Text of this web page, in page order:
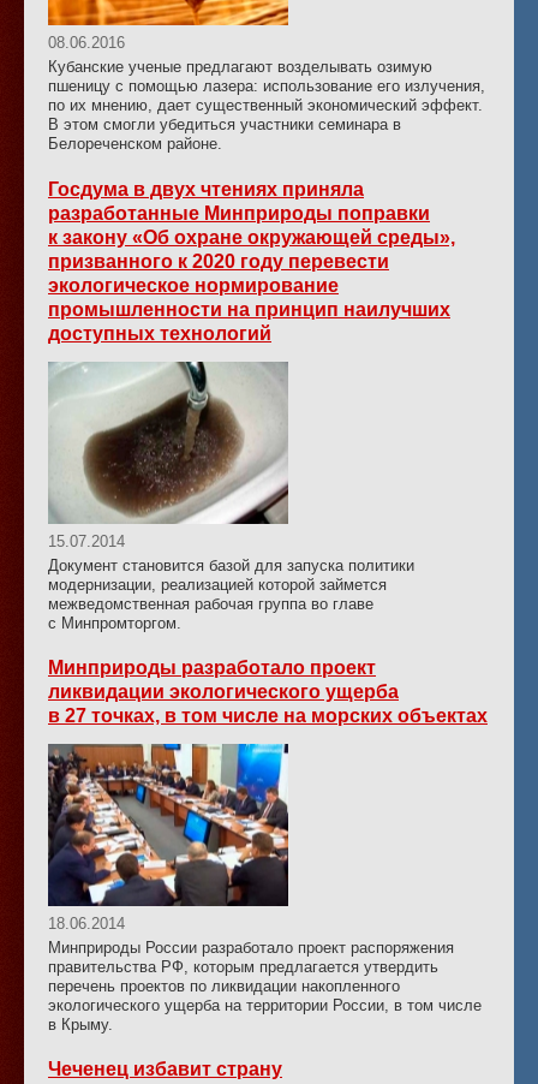
08.06.2016
Кубанские ученые предлагают возделывать озимую
пшеницу с помощью лазера: использование его излучения,
по их мнению, дает существенный экономический эффект.
В этом смогли убедиться участники семинара в
Белореченском районе.
Госдума в двух чтениях приняла
разработанные Минприроды поправки
к закону «Об охране окружающей среды»,
призванного к 2020 году перевести
экологическое нормирование
промышленности на принцип наилучших
доступных технологий
15.07.2014
Документ становится базой для запуска политики
модернизации, реализацией которой займется
межведомственная рабочая группа во главе
с Минпромторгом.
Минприроды разработало проект
ликвидации экологического ущерба
в 27 точках, в том числе на морских объектах
18.06.2014
Минприроды России разработало проект распоряжения
правительства РФ, которым предлагается утвердить
перечень проектов по ликвидации накопленного
экологического ущерба на территории России, в том числе
в Крыму.
Чеченец избавит страну